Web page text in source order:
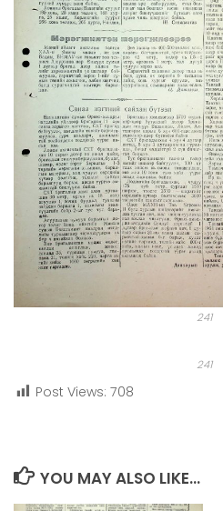
241
241
Post Views: 708
YOU MAY ALSO LIKE...